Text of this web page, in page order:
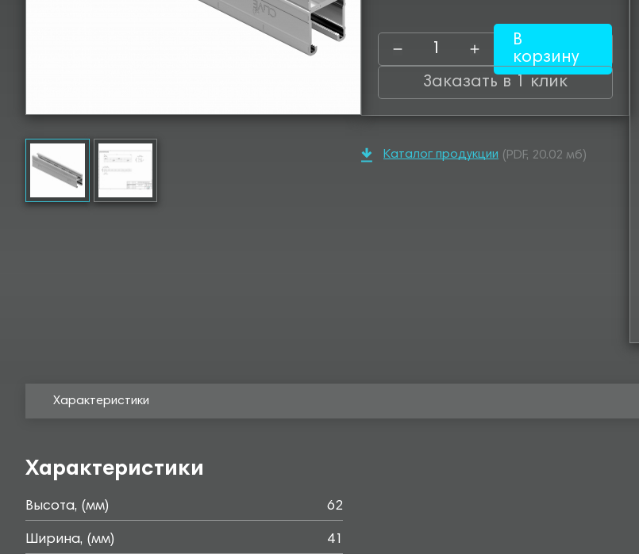
В
корзину
Заказать в 1 клик
Каталог продукции (PDF, 20.02 мб)
Характеристики
Характеристики
Высота, (мм) 62
Ширина, (мм) 41